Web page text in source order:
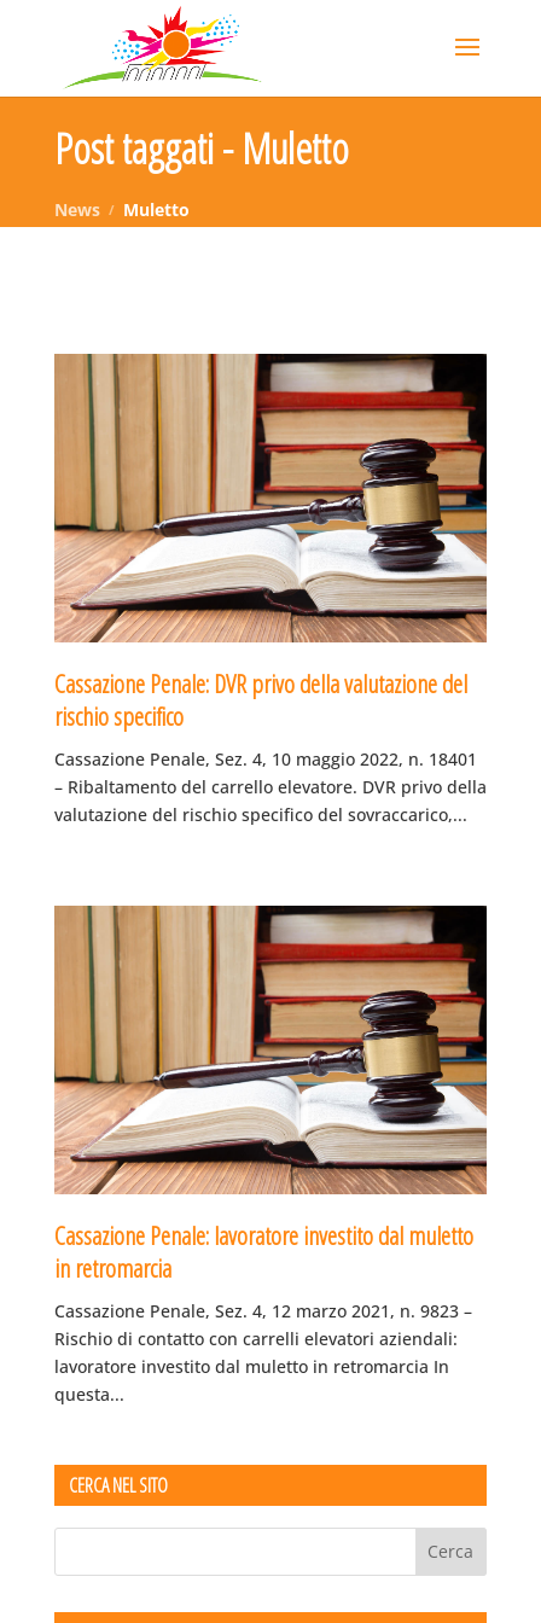
Post taggati - Muletto
News Muletto
Cassazione Penale: DVR privo della valutazione del
rischio specifico
Cassazione Penale, Sez. 4, 10 maggio 2022, n. 18401
– Ribaltamento del carrello elevatore. DVR privo della
valutazione del rischio specifico del sovraccarico,...
Cassazione Penale: lavoratore investito dal muletto
in retromarcia
Cassazione Penale, Sez. 4, 12 marzo 2021, n. 9823 –
Rischio di contatto con carrelli elevatori aziendali:
lavoratore investito dal muletto in retromarcia In
questa...
CERCA NEL SITO